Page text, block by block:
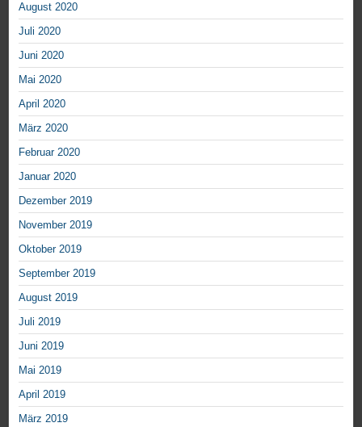
August 2020
Juli 2020
Juni 2020
Mai 2020
April 2020
März 2020
Februar 2020
Januar 2020
Dezember 2019
November 2019
Oktober 2019
September 2019
August 2019
Juli 2019
Juni 2019
Mai 2019
April 2019
März 2019